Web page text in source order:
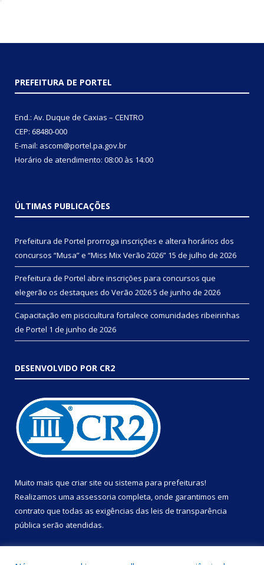
PREFEITURA DE PORTEL
End.: Av. Duque de Caxias – CENTRO
CEP: 68480-000
E-mail: ascom@portel.pa.gov.br
Horário de atendimento: 08:00 às 14:00
ÚLTIMAS PUBLICAÇÕES
Prefeitura de Portel prorroga inscrições e altera horários dos
concursos “Musa” e “Miss Mix Verão 2026” 15 de julho de 2026
Prefeitura de Portel abre inscrições para concursos que
elegerão os destaques do Verão 20265 de junho de 2026
Capacitação em piscicultura fortalece comunidades ribeirinhas
de Portel 1 de junho de 2026
DESENVOLVIDO POR CR2
Muito mais que criar site ou sistema para prefeituras!
Realizamos uma assessoria completa, onde garantimos em
contrato que todas as exigências das leis de transparência
pública serão atendidas.